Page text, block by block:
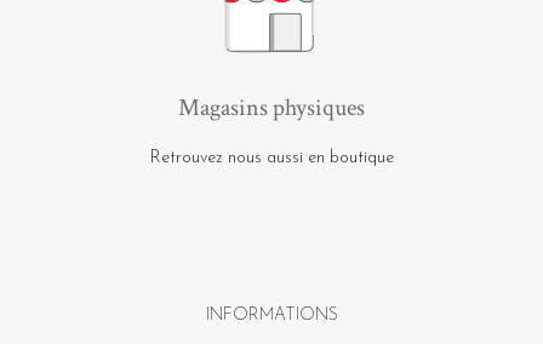
Magasins physiques
Retrouvez nous aussi en boutique
INFORMATIONS